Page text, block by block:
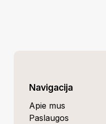
Navigacija
Apie mus
Paslaugos